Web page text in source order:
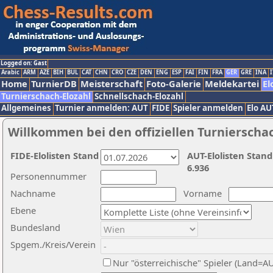
Logged on: Gast
Arabic ARM AZE BIH BUL CAT CHN CRO CZE DEN ENG ESP FAI FIN FRA GER GRE INA
Home TurnierDB Meisterschaft Foto-Galerie Meldekartei
Turnierschach-Elozahl Schnellschach-Elozahl
Allgemeines Turnier anmelden: AUT FIDE Spieler anmelden Elo
Willkommen bei den offiziellen
Nachname
Vorname
Ebene
Personennummer
Bundesland
Spgem./Kreis/Verein
Nur "österreichische" Spieler
AUT-Elolisten
6.936
FIDE-Elolisten Stand